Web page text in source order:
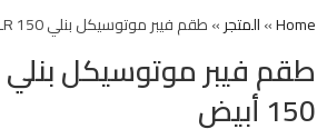
Home
»المتجر»طقم فيبر موتوسيكل بنلي VLR 150 أبيض
150 أبيض